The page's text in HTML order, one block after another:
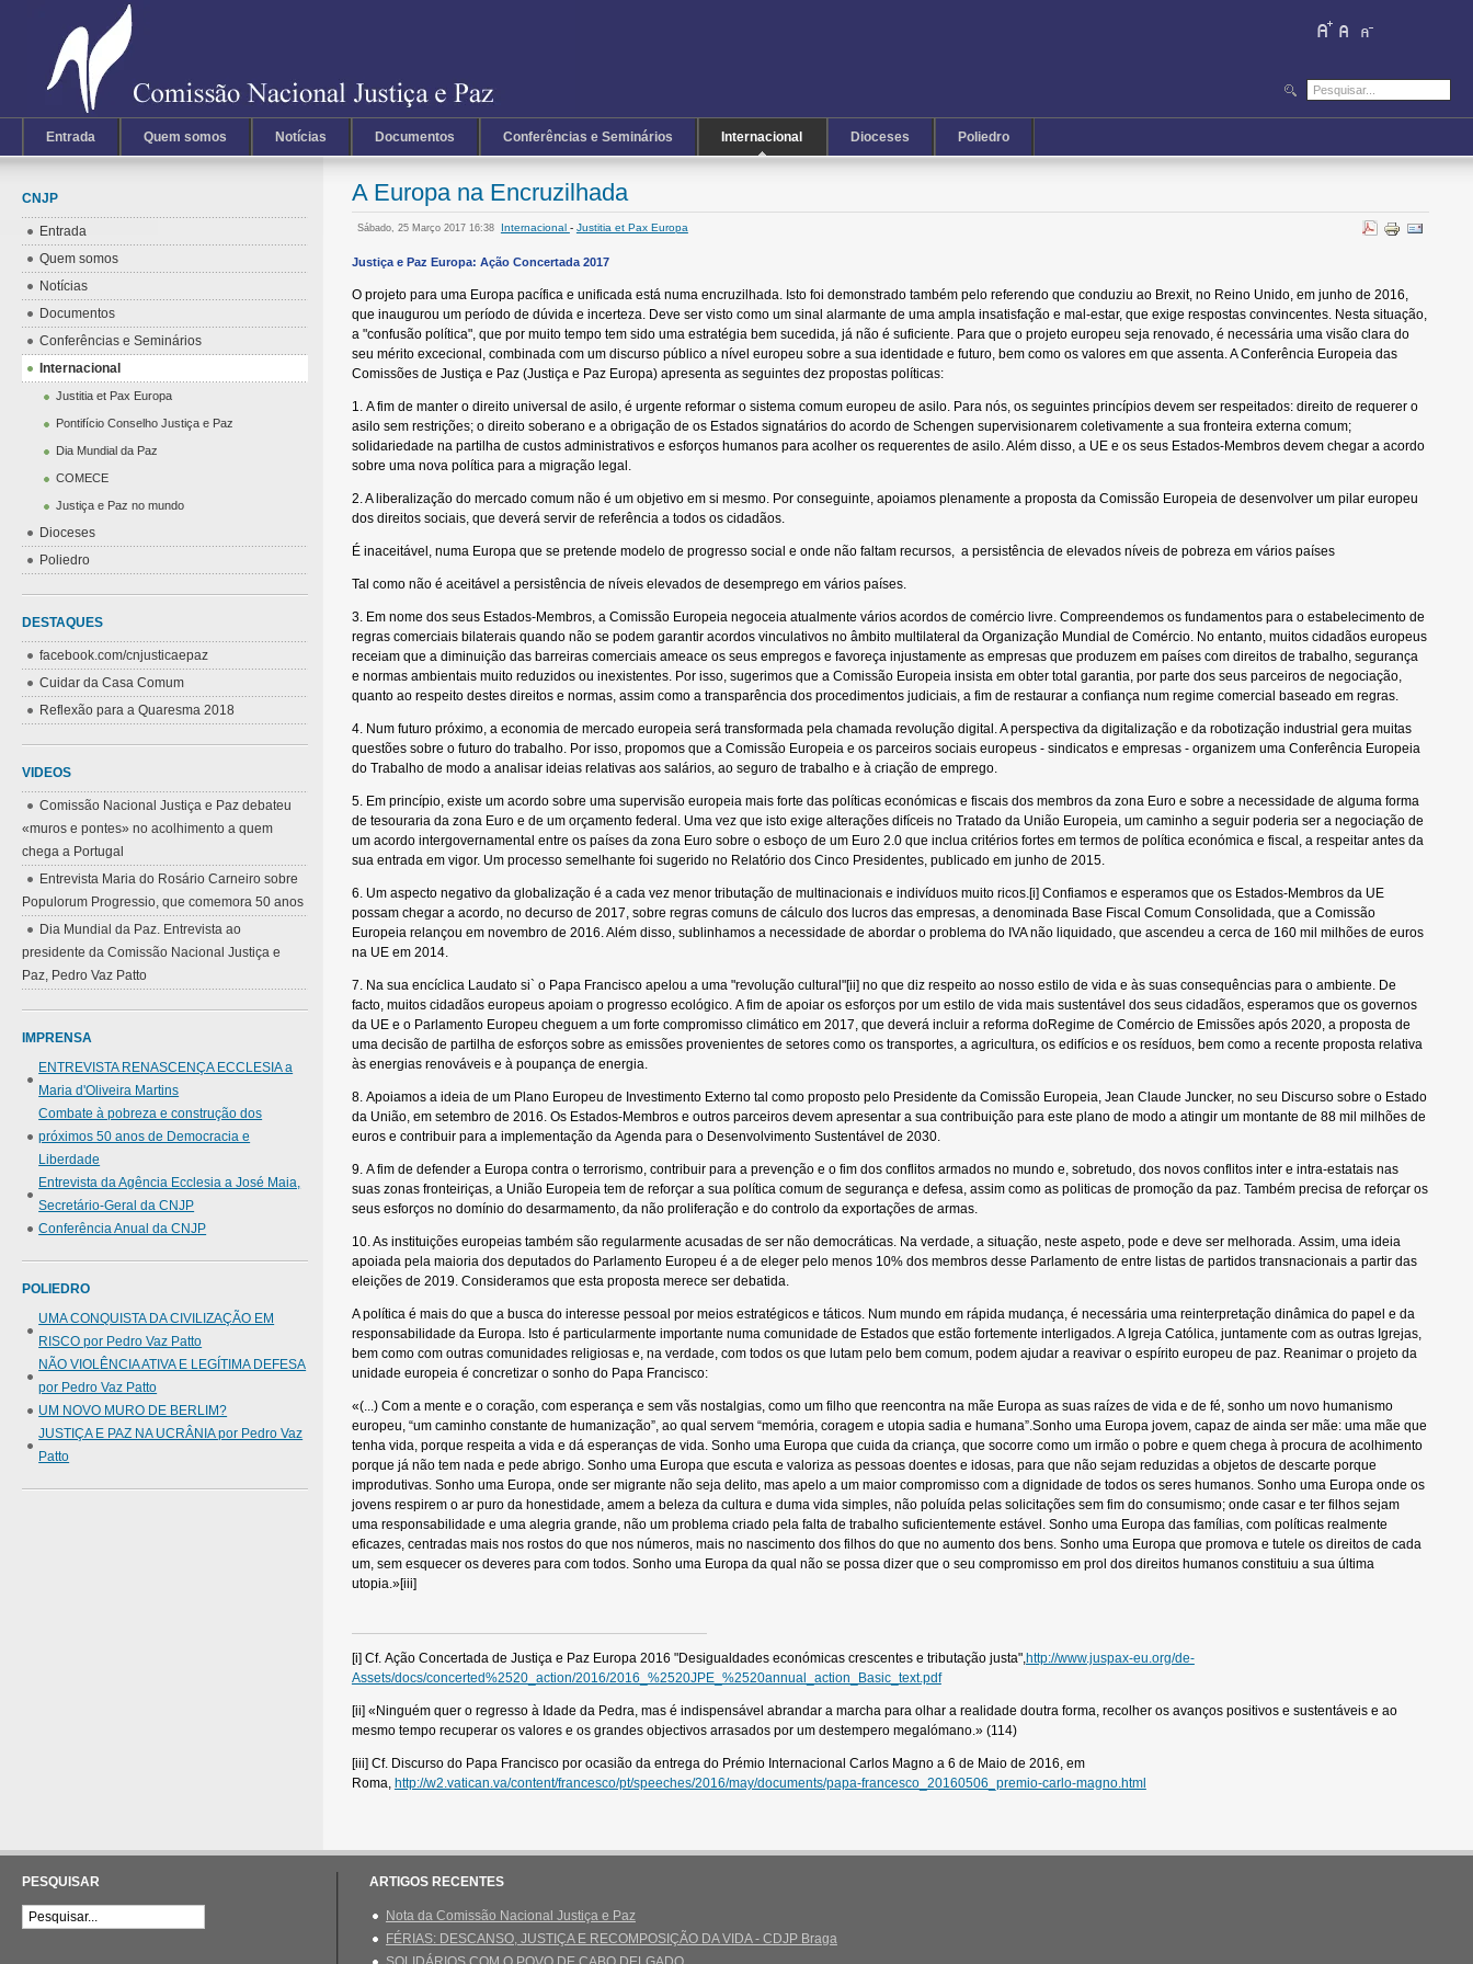
Entrada Quem somos Notícias Documentos Conferências e Seminários Internacional Dioceses Poliedro
A Europa na Encruzilhada
Sábado, 25 Março 2017 16:38 Internacional - Justitia et Pax Europa
Justiça e Paz Europa: Ação Concertada 2017
O projeto para uma Europa pacífica e unificada está numa encruzilhada. Isto foi demonstrado também pelo referendo que conduziu ao Brexit, no Reino Unido, em junho de 2016,
que inaugurou um período de dúvida e incerteza. Deve ser visto como um sinal alarmante de uma ampla insatisfação e mal-estar, que exige respostas convincentes. Nesta situação,
a "confusão política", que por muito tempo tem sido uma estratégia bem sucedida, já não é suficiente. Para que o projeto europeu seja renovado, é necessária uma visão clara do
seu mérito excecional, combinada com um discurso público a nível europeu sobre a sua identidade e futuro, bem como os valores em que assenta. A Conferência Europeia das
Comissões de Justiça e Paz (Justiça e Paz Europa) apresenta as seguintes dez propostas políticas:
1. A fim de manter o direito universal de asilo, é urgente reformar o sistema comum europeu de asilo. Para nós, os seguintes princípios devem ser respeitados: direito de requerer o
asilo sem restrições; o direito soberano e a obrigação de os Estados signatários do acordo de Schengen supervisionarem coletivamente a sua fronteira externa comum;
solidariedade na partilha de custos administrativos e esforços humanos para acolher os requerentes de asilo. Além disso, a UE e os seus Estados-Membros devem chegar a acordo
sobre uma nova política para a migração legal.
2. A liberalização do mercado comum não é um objetivo em si mesmo. Por conseguinte, apoiamos plenamente a proposta da Comissão Europeia de desenvolver um pilar europeu
dos direitos sociais, que deverá servir de referência a todos os cidadãos.
É inaceitável, numa Europa que se pretende modelo de progresso social e onde não faltam recursos, a persistência de elevados níveis de pobreza em vários países
Tal como não é aceitável a persistência de níveis elevados de desemprego em vários países.
3. Em nome dos seus Estados-Membros, a Comissão Europeia negoceia atualmente vários acordos de comércio livre. Compreendemos os fundamentos para o estabelecimento de
regras comerciais bilaterais quando não se podem garantir acordos vinculativos no âmbito multilateral da Organização Mundial de Comércio. No entanto, muitos cidadãos europeus
receiam que a diminuição das barreiras comerciais ameace os seus empregos e favoreça injustamente as empresas que produzem em países com direitos de trabalho, segurança
e normas ambientais muito reduzidos ou inexistentes. Por isso, sugerimos que a Comissão Europeia insista em obter total garantia, por parte dos seus parceiros de negociação,
quanto ao respeito destes direitos e normas, assim como a transparência dos procedimentos judiciais, a fim de restaurar a confiança num regime comercial baseado em regras.
4. Num futuro próximo, a economia de mercado europeia será transformada pela chamada revolução digital. A perspectiva da digitalização e da robotização industrial gera muitas
questões sobre o futuro do trabalho. Por isso, propomos que a Comissão Europeia e os parceiros sociais europeus - sindicatos e empresas - organizem uma Conferência Europeia
do Trabalho de modo a analisar ideias relativas aos salários, ao seguro de trabalho e à criação de emprego.
5. Em princípio, existe um acordo sobre uma supervisão europeia mais forte das políticas económicas e fiscais dos membros da zona Euro e sobre a necessidade de alguma forma
de tesouraria da zona Euro e de um orçamento federal. Uma vez que isto exige alterações difíceis no Tratado da União Europeia, um caminho a seguir poderia ser a negociação de
um acordo intergovernamental entre os países da zona Euro sobre o esboço de um Euro 2.0 que inclua critérios fortes em termos de política económica e fiscal, a respeitar antes da
sua entrada em vigor. Um processo semelhante foi sugerido no Relatório dos Cinco Presidentes, publicado em junho de 2015.
6. Um aspecto negativo da globalização é a cada vez menor tributação de multinacionais e indivíduos muito ricos.[i] Confiamos e esperamos que os Estados-Membros da UE
possam chegar a acordo, no decurso de 2017, sobre regras comuns de cálculo dos lucros das empresas, a denominada Base Fiscal Comum Consolidada, que a Comissão
Europeia relançou em novembro de 2016. Além disso, sublinhamos a necessidade de abordar o problema do IVA não liquidado, que ascendeu a cerca de 160 mil milhões de euros
na UE em 2014.
7. Na sua encíclica Laudato si` o Papa Francisco apelou a uma "revolução cultural"[ii] no que diz respeito ao nosso estilo de vida e às suas consequências para o ambiente. De
facto, muitos cidadãos europeus apoiam o progresso ecológico. A fim de apoiar os esforços por um estilo de vida mais sustentável dos seus cidadãos, esperamos que os governos
da UE e o Parlamento Europeu cheguem a um forte compromisso climático em 2017, que deverá incluir a reforma doRegime de Comércio de Emissões após 2020, a proposta de
uma decisão de partilha de esforços sobre as emissões provenientes de setores como os transportes, a agricultura, os edifícios e os resíduos, bem como a recente proposta relativa
às energias renováveis e à poupança de energia.
8. Apoiamos a ideia de um Plano Europeu de Investimento Externo tal como proposto pelo Presidente da Comissão Europeia, Jean Claude Juncker, no seu Discurso sobre o Estado
da União, em setembro de 2016. Os Estados-Membros e outros parceiros devem apresentar a sua contribuição para este plano de modo a atingir um montante de 88 mil milhões de
euros e contribuir para a implementação da Agenda para o Desenvolvimento Sustentável de 2030.
9. A fim de defender a Europa contra o terrorismo, contribuir para a prevenção e o fim dos conflitos armados no mundo e, sobretudo, dos novos conflitos inter e intra-estatais nas
suas zonas fronteiriças, a União Europeia tem de reforçar a sua política comum de segurança e defesa, assim como as politicas de promoção da paz. Também precisa de reforçar os
seus esforços no domínio do desarmamento, da não proliferação e do controlo da exportações de armas.
10. As instituições europeias também são regularmente acusadas de ser não democráticas. Na verdade, a situação, neste aspeto, pode e deve ser melhorada. Assim, uma ideia
apoiada pela maioria dos deputados do Parlamento Europeu é a de eleger pelo menos 10% dos membros desse Parlamento de entre listas de partidos transnacionais a partir das
eleições de 2019. Consideramos que esta proposta merece ser debatida.
A política é mais do que a busca do interesse pessoal por meios estratégicos e táticos. Num mundo em rápida mudança, é necessária uma reinterpretação dinâmica do papel e da
responsabilidade da Europa. Isto é particularmente importante numa comunidade de Estados que estão fortemente interligados. A Igreja Católica, juntamente com as outras Igrejas,
bem como com outras comunidades religiosas e, na verdade, com todos os que lutam pelo bem comum, podem ajudar a reavivar o espírito europeu de paz. Reanimar o projeto da
unidade europeia é concretizar o sonho do Papa Francisco:
«(...) Com a mente e o coração, com esperança e sem vãs nostalgias, como um filho que reencontra na mãe Europa as suas raízes de vida e de fé, sonho um novo humanismo
europeu, “um caminho constante de humanização”, ao qual servem “memória, coragem e utopia sadia e humana”.Sonho uma Europa jovem, capaz de ainda ser mãe: uma mãe que
tenha vida, porque respeita a vida e dá esperanças de vida. Sonho uma Europa que cuida da criança, que socorre como um irmão o pobre e quem chega à procura de acolhimento
porque já não tem nada e pede abrigo. Sonho uma Europa que escuta e valoriza as pessoas doentes e idosas, para que não sejam reduzidas a objetos de descarte porque
improdutivas. Sonho uma Europa, onde ser migrante não seja delito, mas apelo a um maior compromisso com a dignidade de todos os seres humanos. Sonho uma Europa onde os
jovens respirem o ar puro da honestidade, amem a beleza da cultura e duma vida simples, não poluída pelas solicitações sem fim do consumismo; onde casar e ter filhos sejam
uma responsabilidade e uma alegria grande, não um problema criado pela falta de trabalho suficientemente estável. Sonho uma Europa das famílias, com políticas realmente
eficazes, centradas mais nos rostos do que nos números, mais no nascimento dos filhos do que no aumento dos bens. Sonho uma Europa que promova e tutele os direitos de cada
um, sem esquecer os deveres para com todos. Sonho uma Europa da qual não se possa dizer que o seu compromisso em prol dos direitos humanos constituiu a sua última
utopia.»[iii]
[i] Cf. Ação Concertada de Justiça e Paz Europa 2016 "Desigualdades económicas crescentes e tributação justa",http://www.juspax-eu.org/de-
Assets/docs/concerted%2520_action/2016/2016_%2520JPE_%2520annual_action_Basic_text.pdf
[ii] «Ninguém quer o regresso à Idade da Pedra, mas é indispensável abrandar a marcha para olhar a realidade doutra forma, recolher os avanços positivos e sustentáveis e ao
mesmo tempo recuperar os valores e os grandes objectivos arrasados por um destempero megalómano.» (114)
[iii] Cf. Discurso do Papa Francisco por ocasião da entrega do Prémio Internacional Carlos Magno a 6 de Maio de 2016, em
Roma, http://w2.vatican.va/content/francesco/pt/speeches/2016/may/documents/papa-francesco_20160506_premio-carlo-magno.html
CNJP
Entrada
Quem somos
Notícias
Documentos
Conferências e Seminários
Internacional
Justitia et Pax Europa
Pontifício Conselho Justiça e Paz
Dia Mundial da Paz
COMECE
Justiça e Paz no mundo
Dioceses
Poliedro
DESTAQUES
facebook.com/cnjusticaepaz
Cuidar da Casa Comum
Reflexão para a Quaresma 2018
VIDEOS
Comissão Nacional Justiça e Paz debateu
«muros e pontes» no acolhimento a quem
chega a Portugal
Entrevista Maria do Rosário Carneiro sobre
Populorum Progressio, que comemora 50 anos
Dia Mundial da Paz. Entrevista ao
presidente da Comissão Nacional Justiça e
Paz, Pedro Vaz Patto
IMPRENSA
ENTREVISTA RENASCENÇA ECCLESIA a
Maria d'Oliveira Martins
Combate à pobreza e construção dos
próximos 50 anos de Democracia e
Liberdade
Entrevista da Agência Ecclesia a José Maia,
Secretário-Geral da CNJP
Conferência Anual da CNJP
POLIEDRO
UMA CONQUISTA DA CIVILIZAÇÃO EM
RISCO por Pedro Vaz Patto
NÃO VIOLÊNCIA ATIVA E LEGÍTIMA DEFESA
por Pedro Vaz Patto
UM NOVO MURO DE BERLIM?
JUSTIÇA E PAZ NA UCRÂNIA por Pedro Vaz
Patto
PESQUISAR ARTIGOS RECENTES
Nota da Comissão Nacional Justiça e Paz
FÉRIAS: DESCANSO, JUSTIÇA E RECOMPOSIÇÃO DA VIDA - CDJP Braga